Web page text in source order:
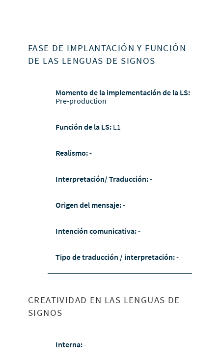
FASE DE IMPLANTACIÓN Y FUNCIÓN
DE LAS LENGUAS DE SIGNOS
Momento de la implementación de la LS:
Pre-production
Función de la LS: L1
Realismo:-
Interpretación/ Traducción:-
Origen del mensaje:-
Intención comunicativa:-
Tipo de traducción / interpretación:-
CREATIVIDAD EN LAS LENGUAS DE
SIGNOS
Interna:-